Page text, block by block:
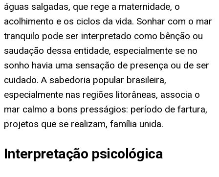
águas salgadas, que rege a maternidade, o
acolhimento e os ciclos da vida. Sonhar com o mar
tranquilo pode ser interpretado como bênção ou
saudação dessa entidade, especialmente se no
sonho havia uma sensação de presença ou de ser
cuidado. A sabedoria popular brasileira,
especialmente nas regiões litorâneas, associa o
mar calmo a bons presságios: período de fartura,
projetos que se realizam, família unida.
Interpretação psicológica